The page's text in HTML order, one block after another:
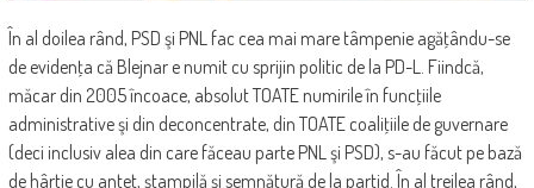
În al doilea rând, PSD şi PNL fac cea mai mare tâmpenie agăţându-se
de evidenţa că Blejnar e numit cu sprijin politic de la PD-L. Fiindcă,
măcar din 2005 încoace, absolut TOATE numirile în funcţiile
administrative şi din deconcentrate, din TOATE coaliţiile de guvernare
(deci inclusiv alea din care făceau parte PNL şi PSD), s-au făcut pe bază
de hârtie cu antet, ştampilă şi semnătură de la partid. În al treilea rând,